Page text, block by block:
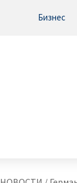
Бизнес